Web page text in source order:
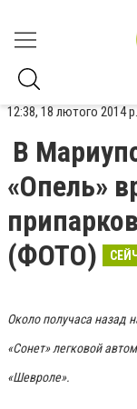
12:38, 18 лютого 2014 р.
В
«Опель»
(ФОТО)
Около получаса назад
«Сонет» легковой
«Шевроле».